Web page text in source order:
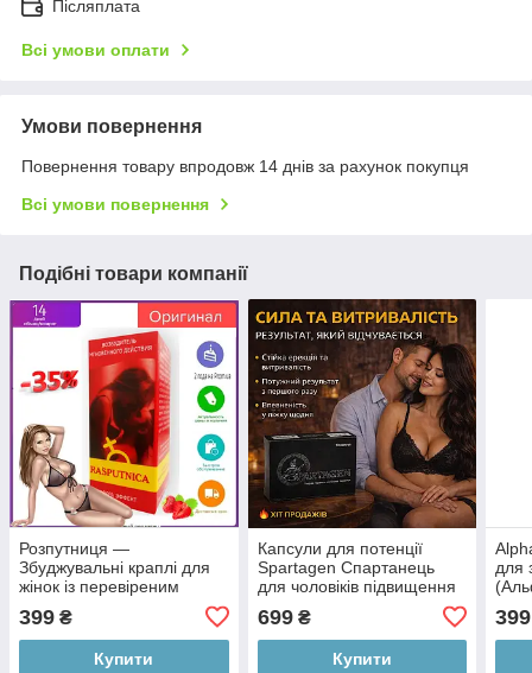
Післяплата
Всі умови оплати
Умови повернення
Повернення товару впродовж 14 днів за рахунок покупця
Всі умови повернення
Подібні товари компанії
Розпутниця —
Збуджувальні краплі для
жінок із перевіреним
399 ₴
Купити
Капсули для потенції
Spartagen Спартанець
для чоловіків підвищення
ерекції Спартаген БАД 10
капсул
699₴
Купити
для
399